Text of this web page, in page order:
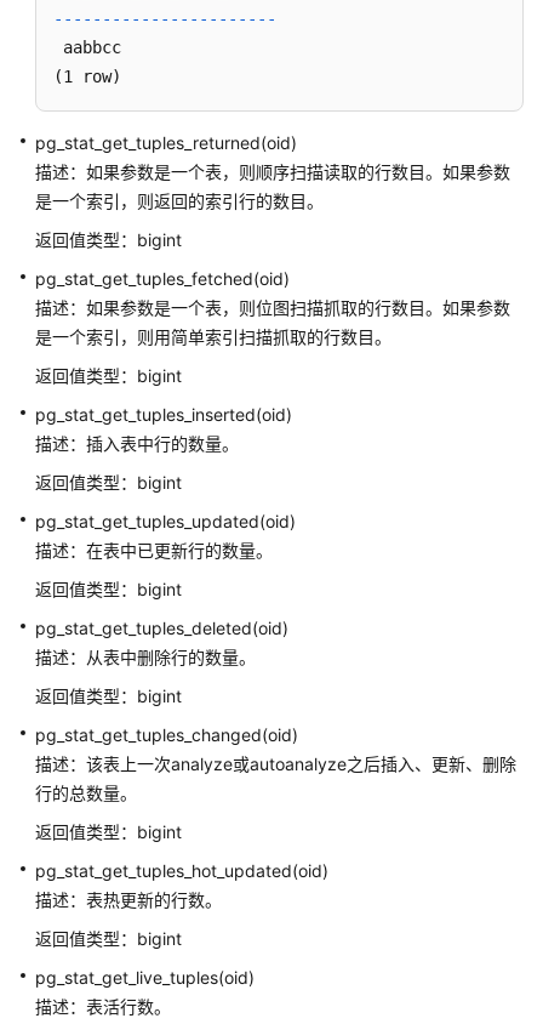
数
和
操
作
网
络
地
函
数
和
作
符
本
检
索
数
和
操
JSON/JSONB
函
和
操
作
-----------------------
aabbcc
(1 row)
pg_stat_get_tuples_returned(oid)
描述：如果参数是一个表，则顺序扫描读取的行数目。如果参数
是一个索引，则返回的索引行的数目。
返回值类型：bigint
pg_stat_get_tuples_fetched(oid)
描述：如果参数是一个表，则位图扫描抓取的行数目。如果参数
是一个索引，则用简单索引扫描抓取的行数目。
返回值类型：bigint
pg_stat_get_tuples_inserted(oid)
描述：插入表中行的数量。
返回值类型：bigint
pg_stat_get_tuples_updated(oid)
描述：在表中已更新行的数量。
返回值类型：bigint
pg_stat_get_tuples_deleted(oid)
描述：从表中删除行的数量。
返回值类型：bigint
pg_stat_get_tuples_changed(oid)
描述：该表上一次analyze或autoanalyze之后插入、更新、删除
行的总数量。
返回值类型：bigint
pg_stat_get_tuples_hot_updated(oid)
描述：表热更新的行数。
返回值类型：bigint
pg_stat_get_live_tuples(oid)
描述：表活行数。